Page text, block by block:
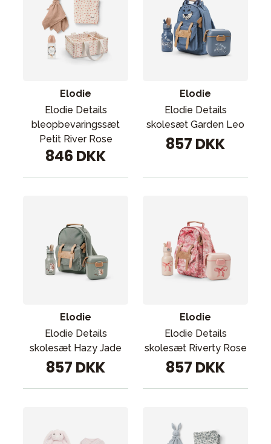
Elodie
Elodie Details
bleopbevaringssæt
Petit River Rose
846 DKK
Elodie
Elodie Details
skolesæt Garden Leo
857 DKK
Elodie
Elodie Details
skolesæt Hazy Jade
857 DKK
Elodie
Elodie Details
skolesæt Riverty Rose
857 DKK
Møbler & sengetøj
Tips til gaver
Vores favoritter
Sol og svømning
Guide
Kontakt os på
Vores butik